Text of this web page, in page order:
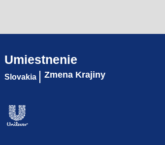
Umiestnenie
Slovakia Zmena Krajiny